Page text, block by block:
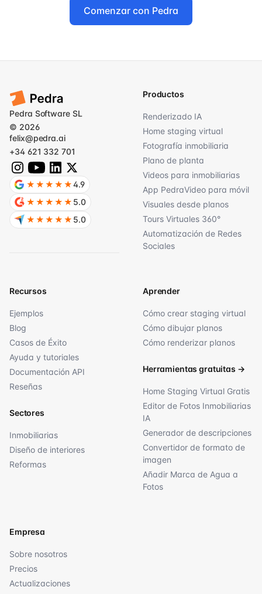
Comenzar con Pedra
Productos
Renderizado IA
Home staging virtual
Fotografía inmobiliaria
Plano de planta
Videos para inmobiliarias
App PedraVideo para móvil
Visuales desde planos
Tours Virtuales 360°
Automatización de Redes
Sociales
Recursos
Ejemplos
Blog
Casos de Éxito
Ayuda y tutoriales
Documentación API
Reseñas
Sectores
Inmobiliarias
Diseño de interiores
Reformas
Aprender
Cómo crear staging virtual
Cómo dibujar planos
Cómo renderizar planos
Herramientas gratuitas →
Home Staging Virtual Gratis
Editor de Fotos Inmobiliarias
IA
Generador de descripciones
Convertidor de formato de
imagen
Añadir Marca de Agua a
Fotos
Empresa
Sobre nosotros
Precios
Actualizaciones
Pedra Software SL
© 2026
felix@pedra.ai
+34 621 332 701
★★★★★4.9
★★★★★ 5.0
★★★★★ 5.0